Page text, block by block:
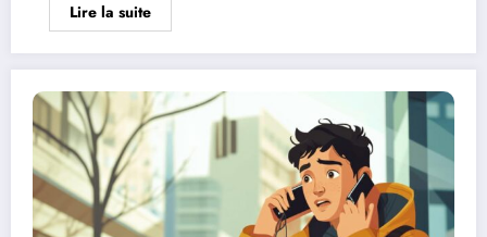
Lire la suite